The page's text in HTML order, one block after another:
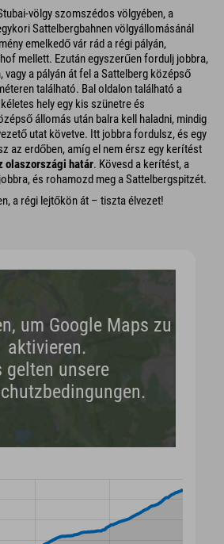
völgy szomszédos völgyében, a
Sattelbergbahnen völgyállomásánál
emelkedő vár rád a régi pályán,
mellett. Ezután egyszerűen fordulj jobbra,
vagy a pályán át fel a Sattelberg középső
található. Bal oldalon található a
hely egy kis szünetre és
állomás után balra kell haladni, mindig
utat követve. Itt jobbra fordulsz, és egy
az erdőben, amíg el nem érsz egy kerítést
olaszországi határ. Kövesd a kerítést, a
és rohamozd meg a Sattelbergspitzét.
a régi lejtőkön át – tiszta élvezet!
um Google Maps zu
aktivieren.
gelten unsere